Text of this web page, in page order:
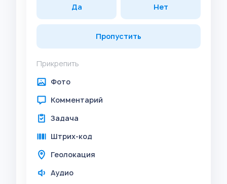
Да Нет
Пропустить
Прикрепить
Фото
Комментарий
Задача
Штрих-код
Геолокация
Аудио